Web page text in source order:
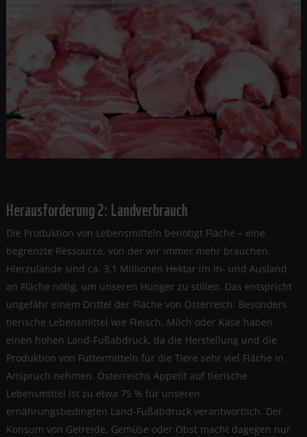
Herausforderung 2: Landverbrauch
Die Produktion von Lebensmitteln benötigt Fläche – eine
begrenzte Ressource, von der wir immer mehr brauchen.
Hierzulande sind ca. 3,1 Millionen Hektar im In- und Ausland
an Fläche nötig, um unseren Hunger zu stillen. Das entspricht
ungefähr einem Drittel der Fläche von Österreich. Besonders
tierische Lebensmittel wie Fleisch, Milch oder Käse haben
einen hohen Land-Fußabdruck, da die Herstellung und die
Produktion von Futtermitteln für die Tiere sehr viel Fläche in
Anspruch nehmen. Österreichs Appetit auf tierische
Lebensmittel ist zu etwa 75 % für unseren
ernährungsbedingten Land-Fußabdruck verantwortlich. Der
Konsum von Getreide, Gemüse oder Obst macht dagegen nur